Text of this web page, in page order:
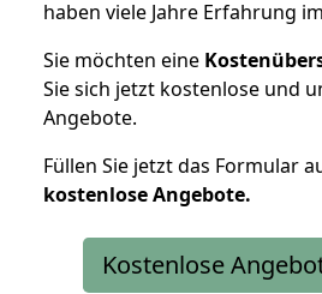
haben viele Jahre Erfahrung
Sie möchten eine
Sie sich jetzt kostenlose und
Angebote.
Füllen Sie jetzt das Formular
kostenloseAngebote.
Kostenlose